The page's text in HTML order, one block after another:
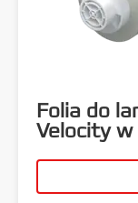
Folia do
Velocity w